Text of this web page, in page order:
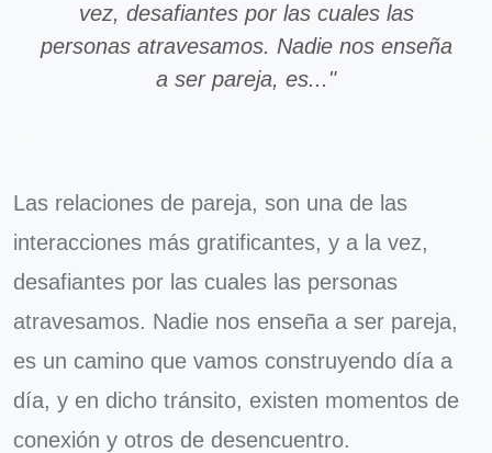
vez, desafiantes por las cuales las
personas atravesamos. Nadie nos enseña
a ser pareja, es..."
Las relaciones de pareja, son una de las
interacciones más gratificantes, y a la vez,
desafiantes por las cuales las personas
atravesamos. Nadie nos enseña a ser pareja,
es un camino que vamos construyendo día a
día, y en dicho tránsito, existen momentos de
conexión y otros de desencuentro.